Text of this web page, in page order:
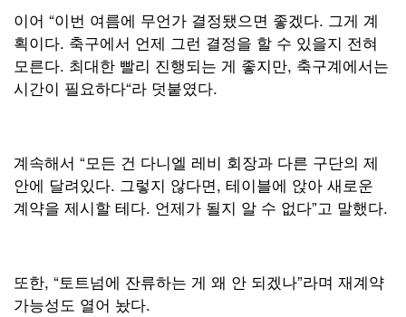
이어 “이번 여름에 무언가 결정됐으면 좋겠다. 그게 계
획이다. 축구에서 언제 그런 결정을 할 수 있을지 전혀
모른다. 최대한 빨리 진행되는 게 좋지만, 축구계에서는
시간이 필요하다“라 덧붙였다.
계속해서 “모든 건 다니엘 레비 회장과 다른 구단의 제
안에 달려있다. 그렇지 않다면, 테이블에 앉아 새로운
계약을 제시할 테다. 언제가 될지 알 수 없다”고 말했다.
또한, “토트넘에 잔류하는 게 왜 안 되겠나”라며 재계약
가능성도 열어 놨다.